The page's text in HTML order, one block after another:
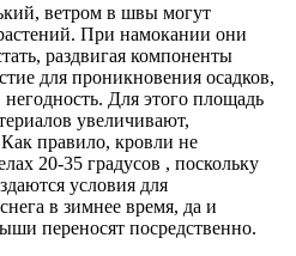
ветром в швы могут
При намокании они
раздвигая компоненты
для проникновения осадков,
Для этого площадь
увеличивают,
правило, кровли не
20-35 градусов , поскольку
условия для
в зимнее время, да и
переносят посредственно.